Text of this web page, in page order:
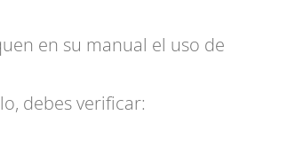
en su manual el uso de
debes verificar: